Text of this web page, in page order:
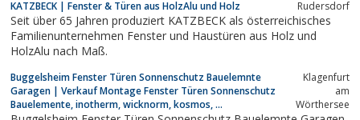
KATZBECK | Fenster & Türen aus HolzAlu und Holz Rudersdorf
Seit über 65 Jahren produziert KATZBECK als österreichisches
Familienunternehmen Fenster und Haustüren aus Holz und
HolzAlu nach Maß.
Buggelsheim Fenster Türen Sonnenschutz Bauelemnte
Garagen | Verkauf Montage Fenster Türen Sonnenschutz
Bauelemente, inotherm, wicknorm, kosmos, ...
Klagenfurt
am
Wörthersee